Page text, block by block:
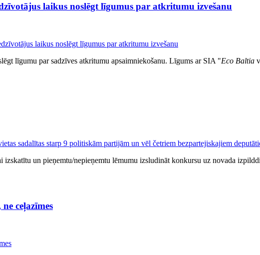
laikus noslēgt līgumus par atkritumu izvešanu
līgumu par sadzīves atkritumu apsaimniekošanu. Līgums ar SIA "Eco Baltia
izskatītu un pieņemtu/nepieņemtu lēmumu izsludināt konkursu uz novada
ceļazīmes